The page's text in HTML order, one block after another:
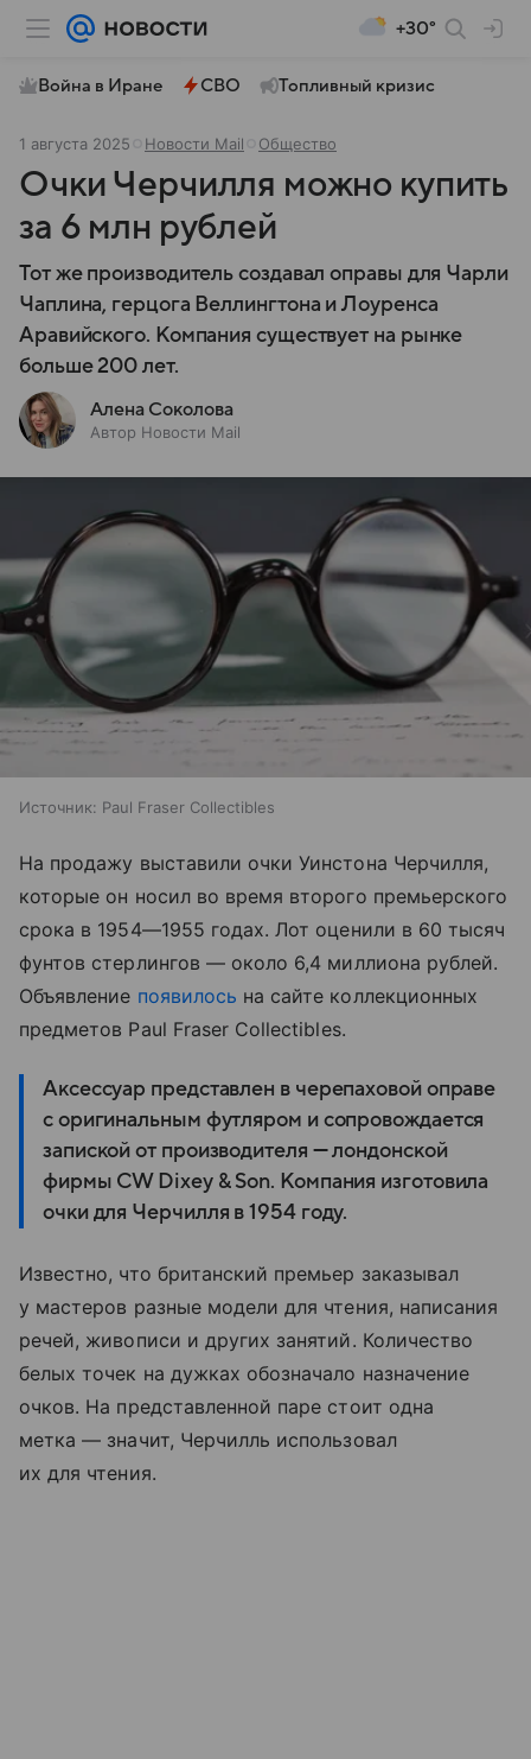
+30°
Война в Иране СВО Топливный кризис
1 августа 2025 Новости Mail Общество
Очки Черчилля можно купить
за 6 млн рублей
Тот же производитель создавал оправы для Чарли
Чаплина, герцога Веллингтона и Лоуренса
Аравийского. Компания существует на рынке
больше 200 лет.
Алена Соколова
Автор Новости Mail
Источник: Paul Fraser Collectibles
На продажу выставили очки Уинстона Черчилля,
которые он носил во время второго премьерского
срока в 1954—1955 годах. Лот оценили в 60 тысяч
фунтов стерлингов — около 6,4 миллиона рублей.
Объявление появилось на сайте коллекционных
предметов Paul Fraser Collectibles.
Аксессуар представлен в черепаховой оправе
с оригинальным футляром и сопровождается
запиской от производителя — лондонской
фирмы CW Dixey & Son. Компания изготовила
очки для Черчилля в 1954 году.
Известно, что британский премьер заказывал
у мастеров разные модели для чтения, написания
речей, живописи и других занятий. Количество
белых точек на дужках обозначало назначение
очков. На представленной паре стоит одна
метка — значит, Черчилль использовал
их для чтения.